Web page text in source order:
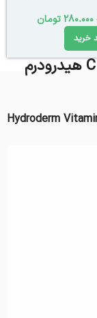
280.000تومان
خرید
ماسک ورقه ای ضد لک ویتامین C هیدرودرم
Hydroderm